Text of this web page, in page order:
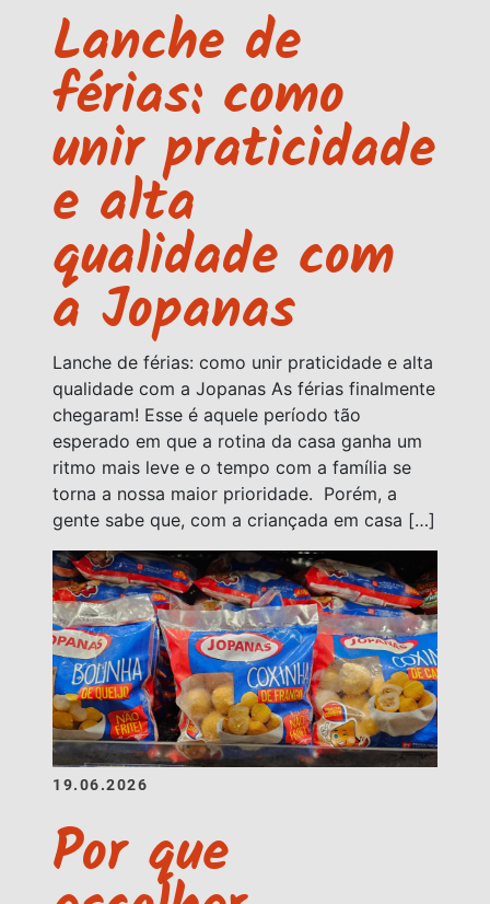
Lanche de
férias: como
unir praticidade
e alta
qualidade com
a Jopanas
Lanche de férias: como unir praticidade e alta
qualidade com a Jopanas As férias finalmente
chegaram! Esse é aquele período tão
esperado em que a rotina da casa ganha um
ritmo mais leve e o tempo com a família se
torna a nossa maior prioridade. Porém, a
gente sabe que, com a criançada em casa […]
19.06.2026
Por que